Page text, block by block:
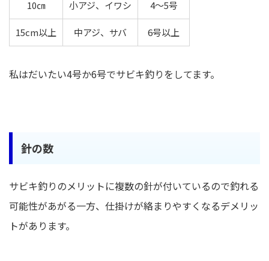
10㎝ 小アジ、イワシ 4～5号
15cm以上 中アジ、サバ 6号以上
私はだいたい4号か6号でサビキ釣りをしてます。
針の数
サビキ釣りのメリットに複数の針が付いているので釣れる
可能性があがる一方、仕掛けが絡まりやすくなるデメリッ
トがあります。